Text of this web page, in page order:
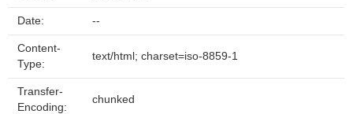
Date: --
Content-
Type:
text/html; charset=iso-8859-1
Transfer-
Encoding:
chunked